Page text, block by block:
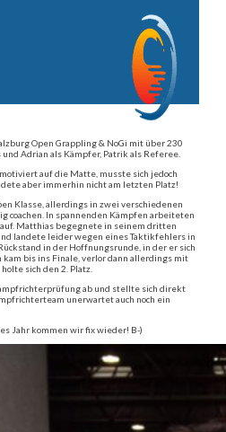
Open Grappling & NoGi mit über 230
Adrian als Kämpfer, Patrik als Referee.
auf die Matte, musste sich jedoch
aber immerhin nicht am letzten Platz!
Klasse, allerdings in zwei verschiedenen
coachen. In spannenden Kämpfen arbeiteten
Matthias begegnete in seinem dritten
landete leider wegen eines Taktikfehlers in
in der Hoffnungsrunde, in der er sich
bis ins Finale, verlor dann allerdings mit
sich den 2. Platz.
ab und stellte sich direkt
unerwartet auch noch ein
Jahr kommen wir fix wieder! B-)